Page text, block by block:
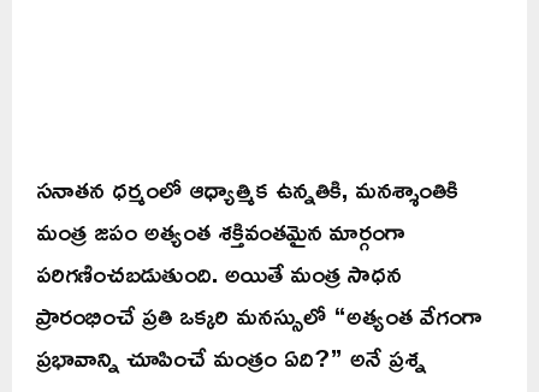
సనాతన ధర్మంలో ఆధ్యాత్మిక ఉన్నతికి, మనశ్శాంతికి
మంత్ర జపం అత్యంత శక్తివంతమైన మార్గంగా
పరిగణించబడుతుంది. అయితే మంత్ర సాధన
ప్రారంభించే ప్రతి ఒక్కరి మనస్సులో “అత్యంత వేగంగా
ప్రభావాన్ని చూపించే మంత్రం ఏది?” అనే ప్రశ్న